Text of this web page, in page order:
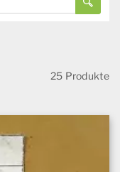
25 Produkte